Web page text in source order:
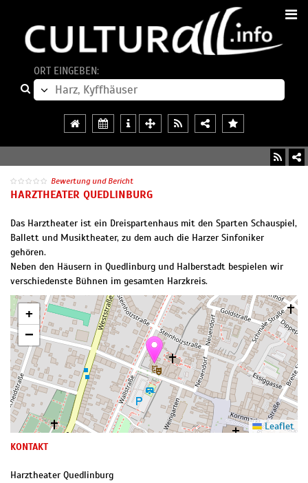
ORT EINGEBEN:
Bewertung und Bericht
HARZTHEATER QUEDLINBURG
Das Harztheater ist ein Dreispartenhaus mit den Sparten Schauspiel,
Ballett und Musiktheater, zu dem auch die Harzer Sinfoniker
gehören.
Neben den Häusern in Quedlinburg und Halberstadt bespielen wir
verschiedenste Bühnen im gesamten Harzkreis.
+
−
Leaflet
KONTAKT
Harztheater Quedlinburg